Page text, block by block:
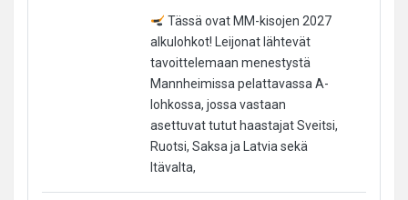
Tässä ovat MM-kisojen 2027
alkulohkot! Leijonat lähtevät
tavoittelemaan menestystä
Mannheimissa pelattavassa A-
lohkossa, jossa vastaan
asettuvat tutut haastajat Sveitsi,
Ruotsi, Saksa ja Latvia sekä
Itävalta,